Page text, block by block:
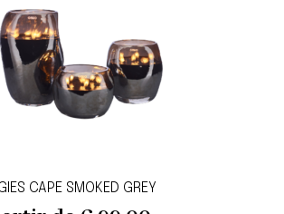
CAPE SMOKED GREY